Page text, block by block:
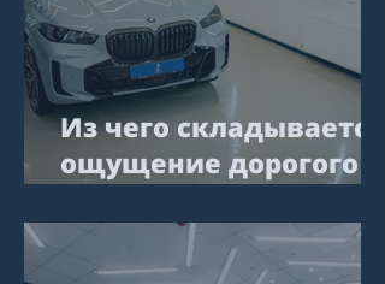
Из чего складывается
ощущение дорогого